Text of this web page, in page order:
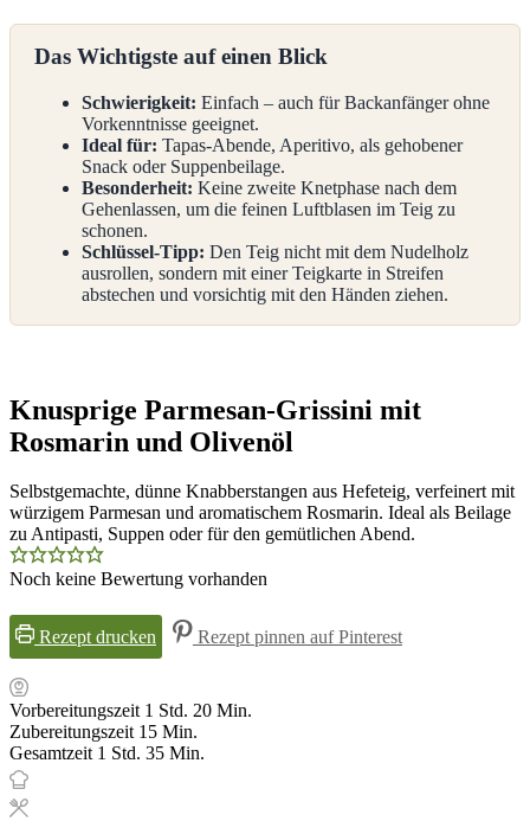
Das Wichtigste auf einen Blick
Schwierigkeit: Einfach – auch für Backanfänger ohne
Vorkenntnisse geeignet.
Ideal für: Tapas-Abende, Aperitivo, als gehobener
Snack oder Suppenbeilage.
Besonderheit: Keine zweite Knetphase nach dem
Gehenlassen, um die feinen Luftblasen im Teig zu
schonen.
Schlüssel-Tipp: Den Teig nicht mit dem Nudelholz
ausrollen, sondern mit einer Teigkarte in Streifen
abstechen und vorsichtig mit den Händen ziehen.
Knusprige Parmesan-Grissini mit
Rosmarin und Olivenöl
Selbstgemachte, dünne Knabberstangen aus Hefeteig, verfeinert mit
würzigem Parmesan und aromatischem Rosmarin. Ideal als Beilage
zu Antipasti, Suppen oder für den gemütlichen Abend.
Noch keine Bewertung vorhanden
Rezept drucken Rezept pinnen auf Pinterest
Vorbereitungszeit 1 Stunde
Std. 20Minuten
Min.
Zubereitungszeit 15Minuten
Min.
Gesamtzeit 1 Stunde
Std. 35Minuten
Min.